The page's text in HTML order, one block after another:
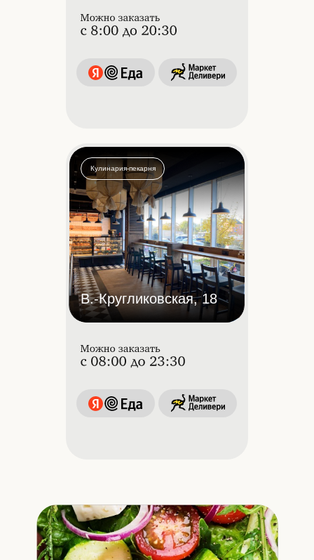
В.-Кругликовская, 18
Кулинария-пекарня